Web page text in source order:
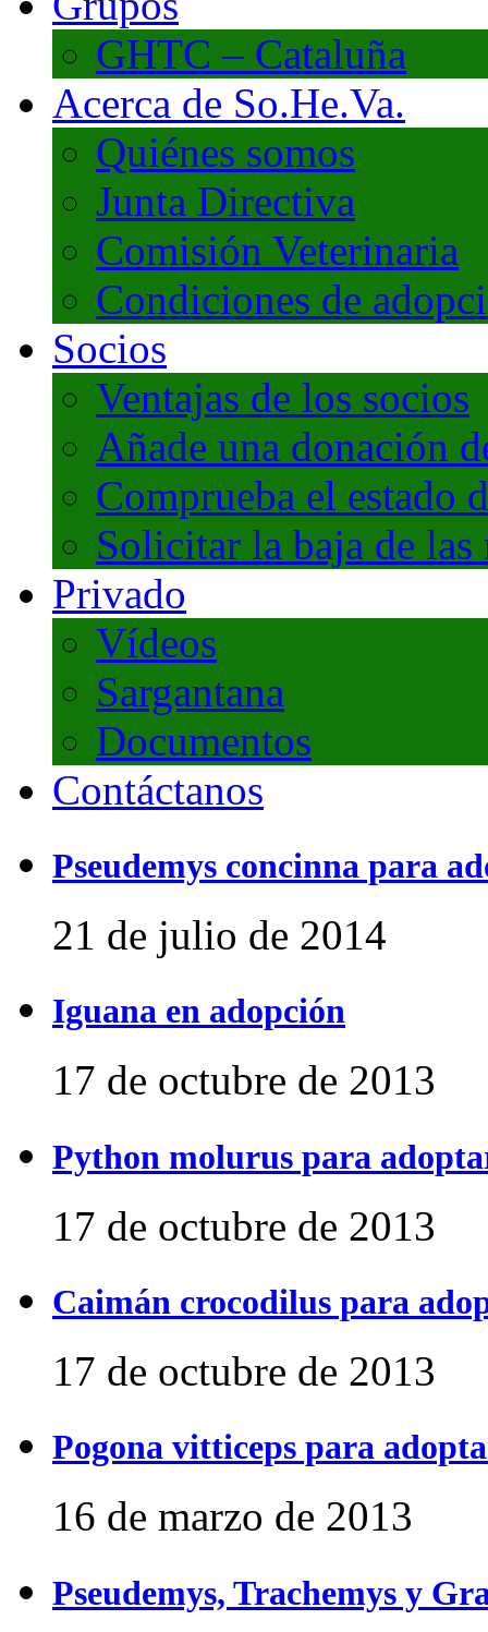
GHTC – Cataluña
Acerca de So.He.Va.
Quiénes somos
Junta Directiva
Comisión Veterinaria
Condiciones de
Socios
Ventajas de los socios
Añade una donación
Comprueba el estado
Solicitar la baja de
Privado
Vídeos
Sargantana
Documentos
Contáctanos
Pseudemys concinna para
21 de julio de 2014
Iguana en adopción
17 de octubre de 2013
Python molurus para
17 de octubre de 2013
Caimán crocodilus para
17 de octubre de 2013
Pogona vitticeps para
16 de marzo de 2013
Pseudemys, Trachemys y